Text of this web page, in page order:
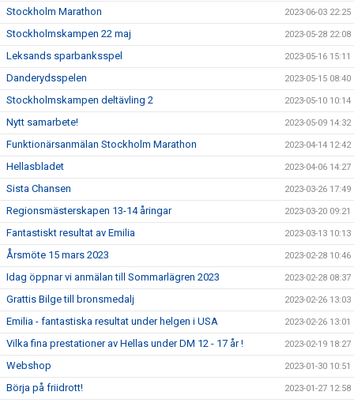
Stockholm Marathon 2023-06-03 22:25
Stockholmskampen 22 maj 2023-05-28 22:08
Leksands sparbanksspel 2023-05-16 15:11
Danderydsspelen 2023-05-15 08:40
Stockholmskampen deltävling 2 2023-05-10 10:14
Nytt samarbete! 2023-05-09 14:32
Funktionärsanmälan Stockholm Marathon 2023-04-14 12:42
Hellasbladet 2023-04-06 14:27
Sista Chansen 2023-03-26 17:49
Regionsmästerskapen 13-14 åringar 2023-03-20 09:21
Fantastiskt resultat av Emilia 2023-03-13 10:13
Årsmöte 15 mars 2023 2023-02-28 10:46
Idag öppnar vi anmälan till Sommarlägren 2023 2023-02-28 08:37
Grattis Bilge till bronsmedalj 2023-02-26 13:03
Emilia - fantastiska resultat under helgen i USA 2023-02-26 13:01
Vilka fina prestationer av Hellas under DM 12 - 17 år ! 2023-02-19 18:27
Webshop 2023-01-30 10:51
Börja på friidrott! 2023-01-27 12:58